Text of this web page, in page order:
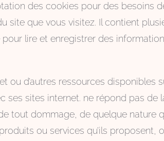
des cookies pour des besoins
site que vous visitez. Il contient
lire et enregistrer des
ou d’autres ressources disponibles
ses sites internet. ne répond pas de
tout dommage, de quelque nature
ou services qu’ils proposent,